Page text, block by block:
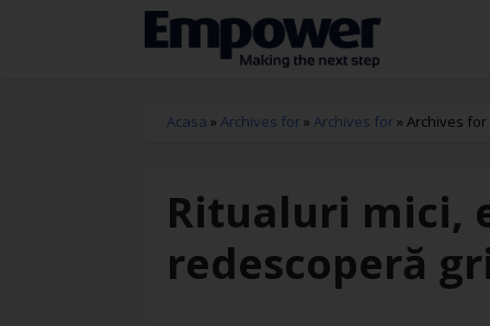
Acasa » Archives for» Archives for» Archives for
Ritualuri mici,
redescoperă